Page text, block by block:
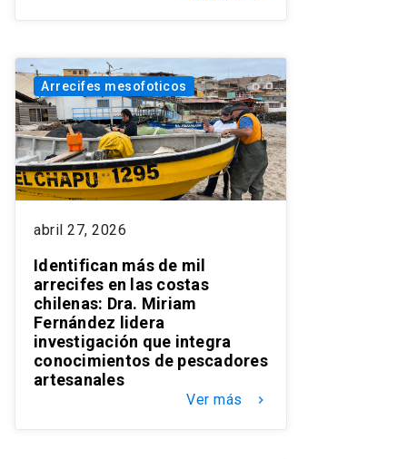
Arrecifes mesofoticos
abril 27, 2026
Identifican más de mil
arrecifes en las costas
chilenas: Dra. Miriam
Fernández lidera
investigación que integra
conocimientos de pescadores
artesanales
Ver más keyboard_arrow_right